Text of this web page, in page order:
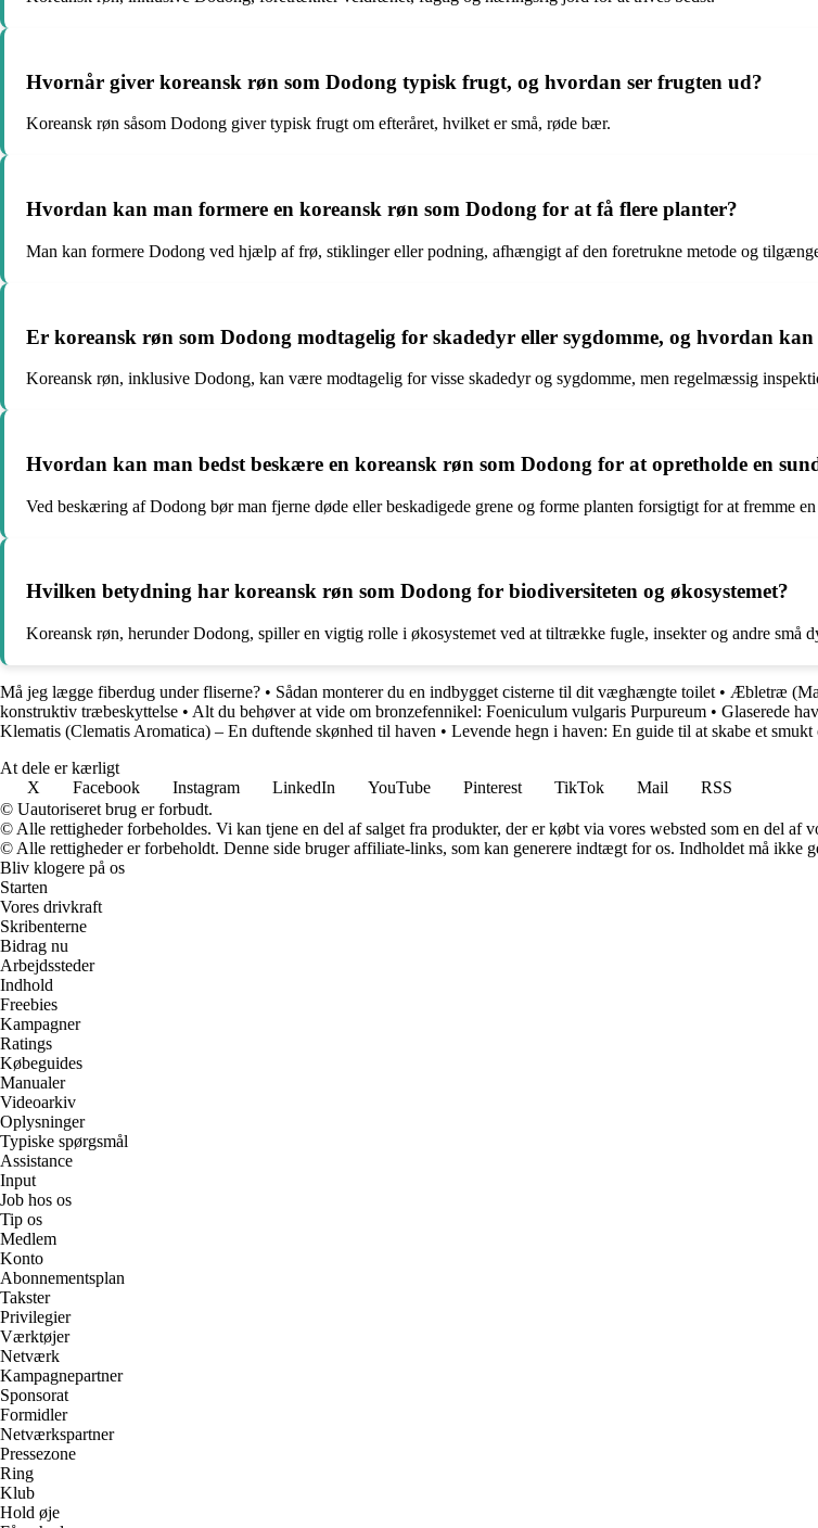
Hvornår giver koreansk røn som Dodong typisk frugt, og hvordan ser frugten ud?
Koreansk røn såsom Dodong giver typisk frugt om efteråret, hvilket er små, røde bær.
Hvordan kan man formere en koreansk røn som Dodong for at få flere planter?
Man kan formere Dodong ved hjælp af frø, stiklinger eller podning, afhængigt af den foretrukne metode og
Er koreansk røn som Dodong modtagelig for skadedyr eller sygdomme, og hvordan kan
Koreansk røn, inklusive Dodong, kan være modtagelig for visse skadedyr og sygdomme, men regelmæssig
Hvordan kan man bedst beskære en koreansk røn som Dodong for at opretholde en
Ved beskæring af Dodong bør man fjerne døde eller beskadigede grene og forme planten forsigtigt for at fremme
Hvilken betydning har koreansk røn som Dodong for biodiversiteten og økosystemet?
Koreansk røn, herunder Dodong, spiller en vigtig rolle i økosystemet ved at tiltrække fugle, insekter og andre små
Må jeg lægge fiberdug under fliserne? • Sådan monterer du en indbygget cisterne til dit væghængte toilet • Æbletræ
konstruktiv træbeskyttelse • Alt du behøver at vide om bronzefennikel: Foeniculum vulgaris Purpureum • Glaserede
Klematis (Clematis Aromatica) – En duftende skønhed til haven • Levende hegn i haven: En guide til at skabe et
At dele er kærligt
X
Facebook Instagram LinkedIn YouTube Pinterest TikTok Mail
RSS
© Uautoriseret brug er forbudt.
© Alle rettigheder forbeholdes. Vi kan tjene en del af salget fra produkter, der er købt via vores websted som en del af
© Alle rettigheder er forbeholdt. Denne side bruger affiliate-links, som kan generere indtægt for os. Indholdet må ikke
Bliv klogere på os
Starten
Vores drivkraft
Skribenterne
Bidrag nu
Arbejdssteder
Indhold
Freebies
Kampagner
Ratings
Købeguides
Manualer
Videoarkiv
Oplysninger
Typiske spørgsmål
Assistance
Input
Job hos os
Tip os
Medlem
Konto
Abonnementsplan
Takster
Privilegier
Værktøjer
Netværk
Kampagnepartner
Sponsorat
Formidler
Netværkspartner
Pressezone
Ring
Klub
Hold øje